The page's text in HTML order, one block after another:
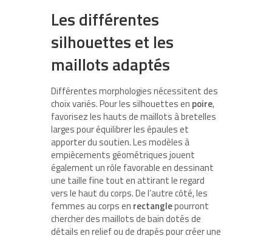
Les différentes
silhouettes et les
maillots adaptés
Différentes morphologies nécessitent des
choix variés. Pour les silhouettes en poire,
favorisez les hauts de maillots à bretelles
larges pour équilibrer les épaules et
apporter du soutien. Les modèles à
empiècements géométriques jouent
également un rôle favorable en dessinant
une taille fine tout en attirant le regard
vers le haut du corps. De l’autre côté, les
femmes au corps en rectanglepourront
chercher des maillots de bain dotés de
détails en relief ou de drapés pour créer une